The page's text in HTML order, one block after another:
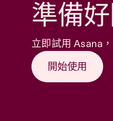
準備
立即試用 Asana
開始使用